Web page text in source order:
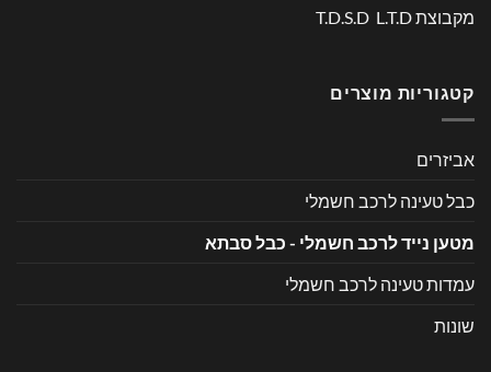
מקבוצת T.D.S.D L.T.D
קטגוריות מוצרים
אביזרים
כבל טעינה לרכב חשמלי
מטען נייד לרכב חשמלי - כבל סבתא
עמדות טעינה לרכב חשמלי
שונות